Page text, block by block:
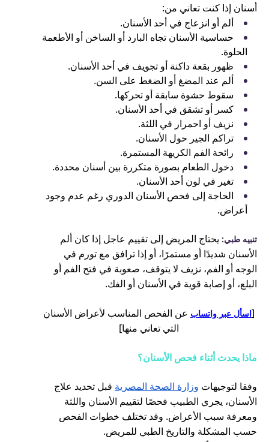
أسنان إذا كنت تعاني من:
ألم أو انزعاج في أحد الأسنان.
حساسية الأسنان تجاه البارد أو الساخن أو الأطعمة
الحلوة.
ظهور بقعة داكنة أو تجويف في أحد الأسنان.
ألم عند المضغ أو الضغط على السن.
سقوط حشوة سابقة أو تحركها.
كسر أو تشقق في أحد الأسنان.
نزيف أو احمرار في اللثة.
تراكم الجير حول الأسنان.
رائحة الفم الكريهة المستمرة.
دخول الطعام بصورة متكررة بين أسنان محددة.
تغير في لون أحد الأسنان.
الحاجة إلى فحص الأسنان الدوري رغم عدم وجود
أعراض.
تنبيه طبي: يحتاج المريض إلى تقييم عاجل إذا كان ألم
الأسنان شديدًا أو مستمرًا، أو إذا ترافق مع تورم في
الوجه أو الفم، نزيف لا يتوقف، صعوبة في فتح الفم أو
البلع، أو إصابة قوية في الأسنان أو الفك.
[اسأل عبر واتساب عن الفحص المناسب لأعراض الأسنان
التي تعاني منها]
ماذا يحدث أثناء فحص الأسنان؟
وفقا لتوجيهات وزارة الصحة المصرية قبل تحديد علاج
الأسنان، يجري الطبيب فحصًا لتقييم الأسنان واللثة
ومعرفة سبب الأعراض. وقد تختلف خطوات الفحص
حسب المشكلة والتاريخ الطبي للمريض.